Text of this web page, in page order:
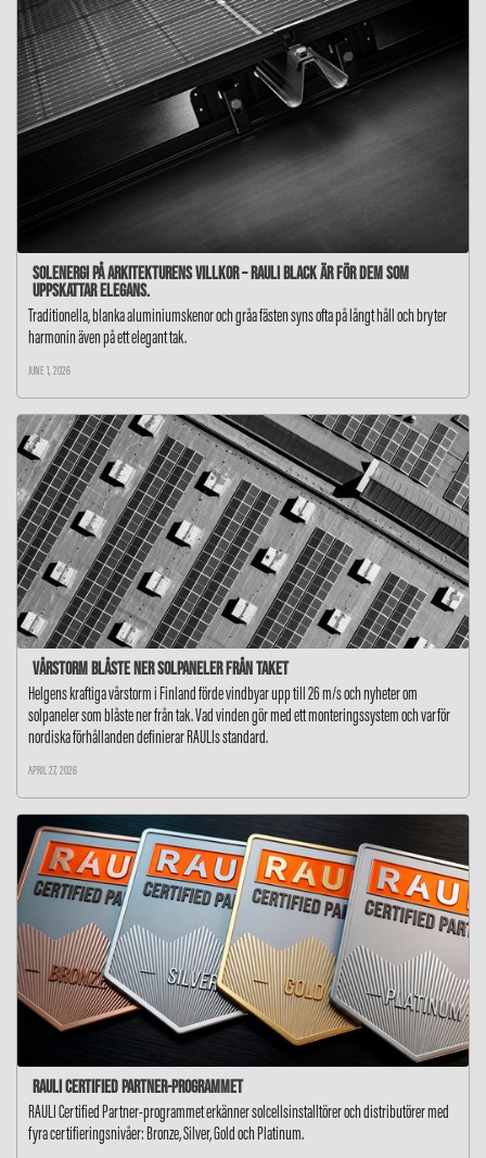
Solenergi på arkitekturens villkor – RAULI BLACK är för dem som
uppskattar elegans.
Traditionella, blanka aluminiumskenor och gråa fästen syns ofta på långt håll och bryter
harmonin även på ett elegant tak.
JUNE 1, 2026
Vårstorm blåste ner solpaneler från taket
Helgens kraftiga vårstorm i Finland förde vindbyar upp till 26 m/s och nyheter om
solpaneler som blåste ner från tak. Vad vinden gör med ett monteringssystem och varför
nordiska förhållanden definierar RAULIs standard.
APRIL 27, 2026
RAULI Certified Partner-programmet
RAULI Certified Partner-programmet erkänner solcellsinstalltörer och distributörer med
fyra certifieringsnivåer: Bronze, Silver, Gold och Platinum.